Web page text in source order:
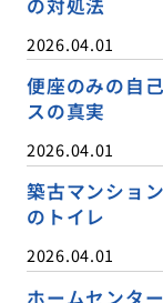
の対処法
2026.04.01
便座のみの自
スの真実
2026.04.01
築古マンショ
のトイレ
2026.04.01
ホームセンタ